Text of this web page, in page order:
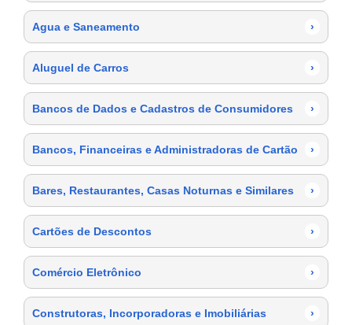
Agua e Saneamento ›
Aluguel de Carros ›
Bancos de Dados e Cadastros de Consumidores ›
Bancos, Financeiras e Administradoras de Cartão ›
Bares, Restaurantes, Casas Noturnas e Similares ›
Cartões de Descontos ›
Comércio Eletrônico ›
Construtoras, Incorporadoras e Imobiliárias ›